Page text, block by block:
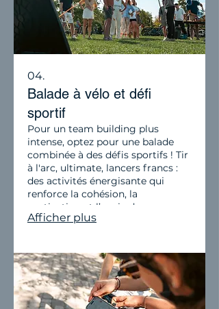
04.
Balade à vélo et défi
sportif
Pour un team building plus
intense, optez pour une balade
combinée à des défis sportifs ! Tir
à l'arc, ultimate, lancers francs :
des activités énergisante qui
renforce la cohésion, la
motivation et l’envie de se
dépasser ensemble.
Afficher plus